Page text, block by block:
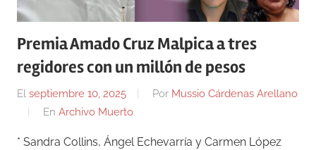
Premia Amado Cruz Malpica a tres
regidores con un millón de pesos
El septiembre 10, 2025 Por Mussio Cárdenas Arellano
En Archivo Muerto
* Sandra Collins, Ángel Echevarría y Carmen López